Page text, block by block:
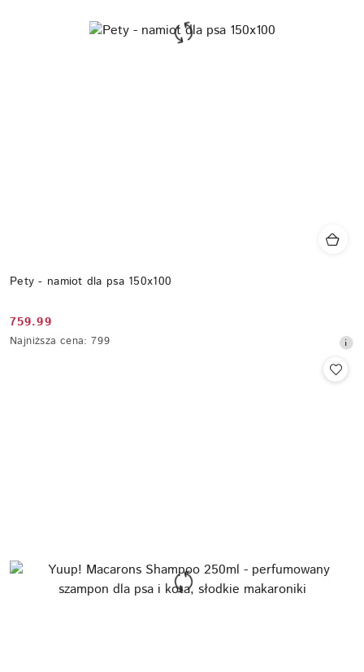
Pety - namiot dla psa 150x100
Cena
promocyjna:
759.99
Najniższa
Najniższa cena: 799